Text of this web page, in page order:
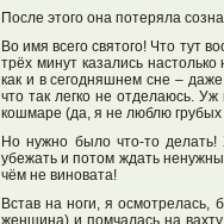
После этого она потеряла
Во имя всего святого! Что тут
трёх минут казались
как и в сегодняшнем сне –
что так легко не отделаюсь.
кошмаре (да, я не люблю грубых
Но нужно было что-то
убежать и потом ждать
чём не виновата!
Встав на ноги, я
женщина) и помчалась на